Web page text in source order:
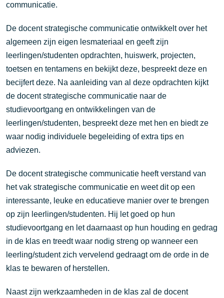
communicatie.
De docent strategische communicatie ontwikkelt over het
algemeen zijn eigen lesmateriaal en geeft zijn
leerlingen/studenten opdrachten, huiswerk, projecten,
toetsen en tentamens en bekijkt deze, bespreekt deze en
becijfert deze. Na aanleiding van al deze opdrachten kijkt
de docent strategische communicatie naar de
studievoortgang en ontwikkelingen van de
leerlingen/studenten, bespreekt deze met hen en biedt ze
waar nodig individuele begeleiding of extra tips en
adviezen.
De docent strategische communicatie heeft verstand van
het vak strategische communicatie en weet dit op een
interessante, leuke en educatieve manier over te brengen
op zijn leerlingen/studenten. Hij let goed op hun
studievoortgang en let daarnaast op hun houding en gedrag
in de klas en treedt waar nodig streng op wanneer een
leerling/student zich vervelend gedraagt om de orde in de
klas te bewaren of herstellen.
Naast zijn werkzaamheden in de klas zal de docent